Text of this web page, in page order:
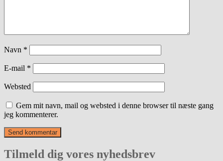
Navn *
E-mail *
Websted
Gem mit navn, mail og websted i denne browser til næste gang
jeg kommenterer.
Tilmeld dig vores nyhedsbrev